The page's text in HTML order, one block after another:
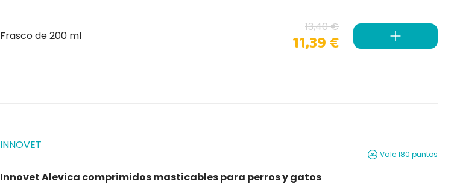
Frasco de 200 ml
13,40 €
11,39 €
INNOVET
Vale 180 puntos
Innovet Alevica comprimidos masticables para perros y gatos